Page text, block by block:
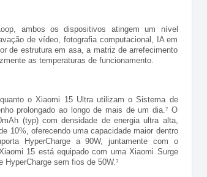
ambos os dispositivos atingem um nível
de vídeo, fotografia computacional, IA em
de estrutura em asa, a matriz de arrefecimento
as temperaturas de funcionamento.
o Xiaomi 15 Ultra utilizam o Sistema de
prolongado ao longo de mais de um dia.⁷ O
(typ) com densidade de energia ultra alta,
10%, oferecendo uma capacidade maior dentro
HyperCharge a 90W, juntamente com o
15 está equipado com uma Xiaomi Surge
HyperCharge sem fios de 50W.⁷